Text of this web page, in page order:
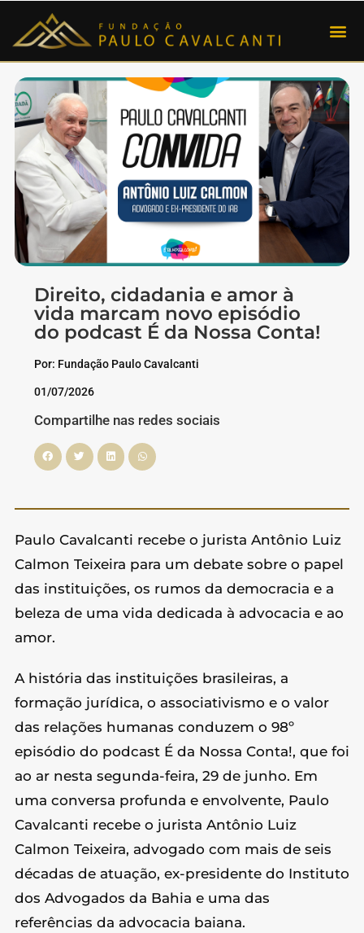
Direito, cidadania e amor à
vida marcam novo episódio
do podcast É da Nossa Conta!
Por: Fundação Paulo Cavalcanti
01/07/2026
Compartilhe nas redes sociais
Paulo Cavalcanti recebe o jurista Antônio Luiz
Calmon Teixeira para um debate sobre o papel
das instituições, os rumos da democracia e a
beleza de uma vida dedicada à advocacia e ao
amor.
A história das instituições brasileiras, a
formação jurídica, o associativismo e o valor
das relações humanas conduzem o 98º
episódio do podcast É da Nossa Conta!, que foi
ao ar nesta segunda-feira, 29 de junho. Em
uma conversa profunda e envolvente, Paulo
Cavalcanti recebe o jurista Antônio Luiz
Calmon Teixeira, advogado com mais de seis
décadas de atuação, ex-presidente do Instituto
dos Advogados da Bahia e uma das
referências da advocacia baiana.